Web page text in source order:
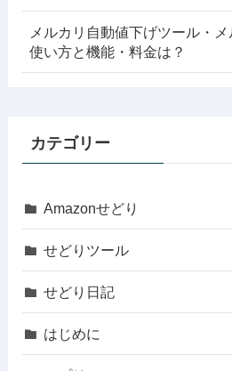
メルカリ自動値下げツール・
使い方と機能・料金は？
カテゴリー
Amazonせどり
せどりツール
せどり日記
はじめに